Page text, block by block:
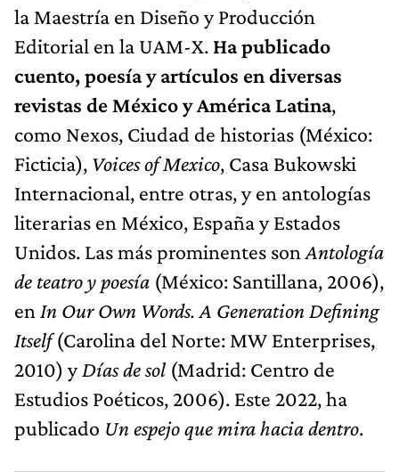
la Maestría en Diseño y Producción
Editorial en la UAM-X. Ha publicado
cuento, poesía y artículos en diversas
revistas de México y América Latina,
como Nexos, Ciudad de historias (México:
Ficticia), Voices of Mexico, Casa Bukowski
Internacional, entre otras, y en antologías
literarias en México, España y Estados
Unidos. Las más prominentes son Antología
de teatro y poesía (México: Santillana, 2006),
en In Our Own Words. A Generation Defining
Itself(Carolina del Norte: MW Enterprises,
2010) yDías de sol (Madrid: Centro de
Estudios Poéticos, 2006). Este 2022, ha
publicado Un espejo que mira hacia dentro.